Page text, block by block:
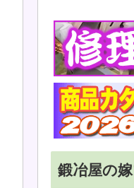
鍛冶屋の